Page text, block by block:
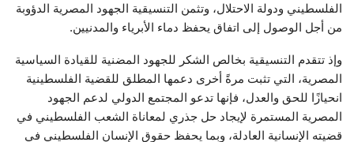
الفلسطيني ودولة الاحتلال، وتثمن التنسيقية الجهود المصرية الدؤوبة
من أجل الوصول إلى اتفاق يحفظ دماء الأبرياء والمدنيين.
وإذ تتقدم التنسيقية بخالص الشكر للجهود المضنية للقيادة السياسية
المصرية، التي تثبت مرةً أخرى دعمها المطلق للقضية الفلسطينية
انحيازًا للحق والعدل، فإنها تدعو المجتمع الدولي لدعم الجهود
المصرية المستمرة لإيجاد حل جذري لمعاناة الشعب الفلسطيني في
قضيته الإنسانية العادلة، وبما يحفظ حقوق الإنسان الفلسطيني في